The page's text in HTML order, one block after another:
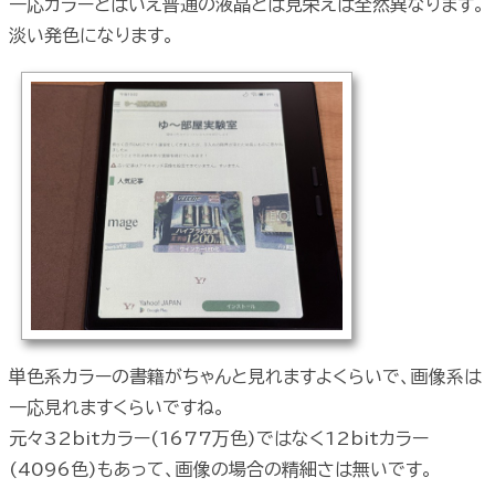
一応カラーとはいえ普通の液晶とは見栄えは全然異なります。
淡い発色になります。
単色系カラーの書籍がちゃんと見れますよくらいで、画像系は
一応見れますくらいですね。
元々32bitカラー(1677万色)ではなく12bitカラー
(4096色)もあって、画像の場合の精細さは無いです。